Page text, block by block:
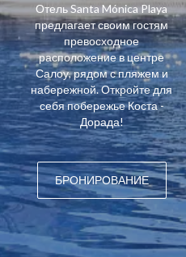
Отель Santa Mónica Playa
предлагает своим гостям
превосходное
расположение в центре
Салоу, рядом с пляжем и
набережной. Откройте для
себя побережье Коста -
Дорада!
БРОНИРОВАНИЕ